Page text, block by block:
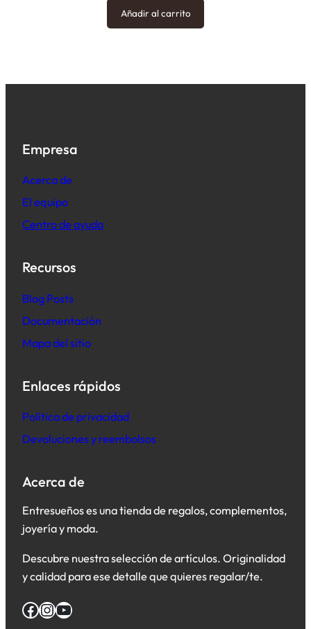
Añadir al carrito
Empresa
Acerca de
El equipo
Centro de ayuda
Recursos
Blog Posts
Documentación
Mapa del sitio
Enlaces rápidos
Política de privacidad
Devoluciones y reembolsos
Acerca de
Entresueños es una tienda de regalos, complementos,
joyería y moda.
Descubre nuestra selección de artículos. Originalidad
y calidad para ese detalle que quieres regalar/te.
Facebook InstagramYouTube